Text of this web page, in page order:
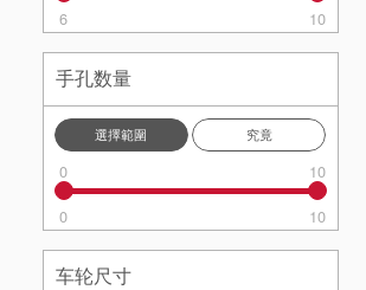
6
10
手孔数量
選擇範圍 究竟
0
0
10
10
车轮尺寸